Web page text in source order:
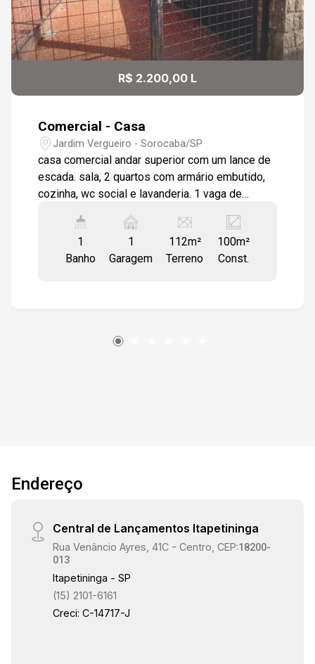
R$ 2.200,00 L
Comercial - Casa
Jardim Vergueiro - Sorocaba/SP
casa comercial andar superior com um lance de
escada. sala, 2 quartos com armário embutido,
cozinha, wc social e lavanderia. 1 vaga de
1
Banho
1
Garagem
112m²
Terreno
100m²
Const.
Endereço
Central de Lançamentos Itapetininga
Rua Venâncio Ayres, 41C - Centro, CEP:18200-
013
Itapetininga - SP
(15) 2101-6161
Creci: C-14717-J